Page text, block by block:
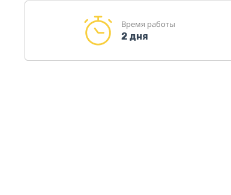
Время работы
2 дня